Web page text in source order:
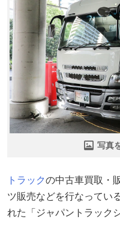
写真
トラックの中古車買取・
ツ販売などを行なってい
れた「ジャパントラック